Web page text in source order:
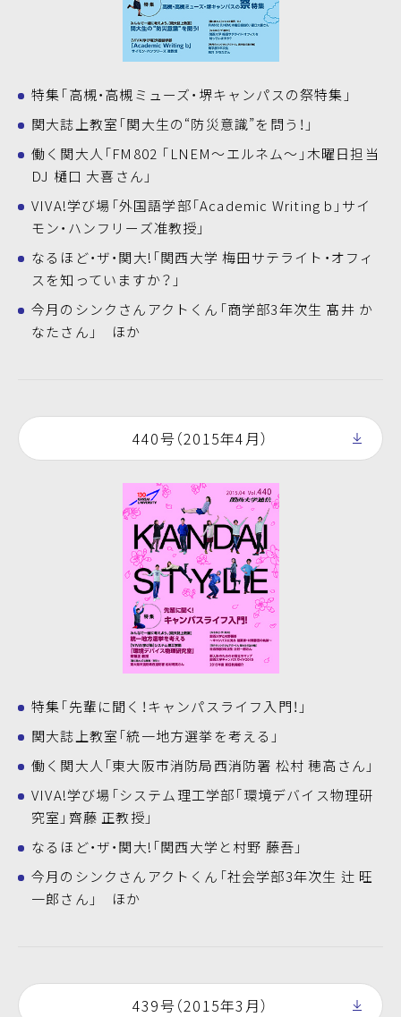
特集「高槻・高槻ミューズ・堺キャンパスの祭特集」
関大誌上教室「関大生の“防災意識”を問う！」
働く関大人「FM802 「LNEM～エルネム～」木曜日担当
DJ 樋口 大喜さん」
VIVA!学び場「外国語学部「Academic Writing b」サイ
モン・ハンフリーズ准教授」
なるほど・ザ・関大!「関西大学 梅田サテライト・オフィ
スを知っていますか？」
今月のシンクさんアクトくん「商学部3年次生 髙井 か
なたさん」 ほか
440号（2015年4月）
特集「先輩に聞く！キャンパスライフ入門！」
関大誌上教室「統一地方選挙を考える」
働く関大人「東大阪市消防局西消防署 松村 穂高さん」
VIVA!学び場「システム理工学部「環境デバイス物理研
究室」齊藤 正教授」
なるほど・ザ・関大!「関西大学と村野 藤吾」
今月のシンクさんアクトくん「社会学部3年次生 辻 旺
一郎さん」 ほか
439号（2015年3月）